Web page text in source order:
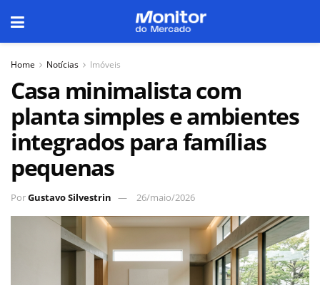
Home Notícias Imóveis
Casa minimalista com
planta simples e ambientes
integrados para famílias
pequenas
PorGustavo Silvestrin 26/maio/2026